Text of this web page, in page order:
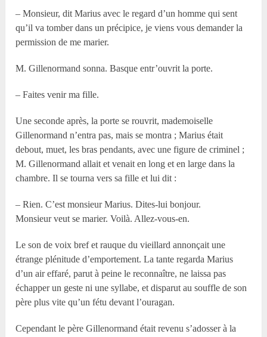
– Monsieur, dit Marius avec le regard d’un homme qui sent
qu’il va tomber dans un précipice, je viens vous demander la
permission de me marier.
M. Gillenormand sonna. Basque entr’ouvrit la porte.
– Faites venir ma fille.
Une seconde après, la porte se rouvrit, mademoiselle
Gillenormand n’entra pas, mais se montra ; Marius était
debout, muet, les bras pendants, avec une figure de criminel ;
M. Gillenormand allait et venait en long et en large dans la
chambre. Il se tourna vers sa fille et lui dit :
– Rien. C’est monsieur Marius. Dites-lui bonjour.
Monsieur veut se marier. Voilà. Allez-vous-en.
Le son de voix bref et rauque du vieillard annonçait une
étrange plénitude d’emportement. La tante regarda Marius
d’un air effaré, parut à peine le reconnaître, ne laissa pas
échapper un geste ni une syllabe, et disparut au souffle de son
père plus vite qu’un fétu devant l’ouragan.
Cependant le père Gillenormand était revenu s’adosser à la